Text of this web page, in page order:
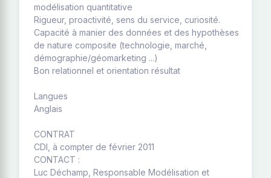
modélisation quantitative
Rigueur, proactivité, sens du service, curiosité.
Capacité à manier des données et des hypothèses
de nature composite (technologie, marché,
démographie/géomarketing ...)
Bon relationnel et orientation résultat
Langues
Anglais
CONTRAT
CDI, à compter de février 2011
CONTACT :
Luc Déchamp, Responsable Modélisation et